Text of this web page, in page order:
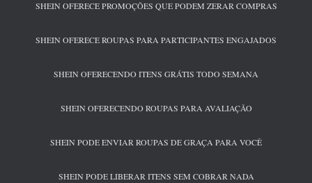
SHEIN OFERECE PROMOÇÕES QUE PODEM ZERAR COMPRAS
SHEIN OFERECE ROUPAS PARA PARTICIPANTES ENGAJADOS
SHEIN OFERECENDO ITENS GRÁTIS TODO SEMANA
SHEIN OFERECENDO ROUPAS PARA AVALIAÇÃO
SHEIN PODE ENVIAR ROUPAS DE GRAÇA PARA VOCÊ
SHEIN PODE LIBERAR ITENS SEM COBRAR NADA